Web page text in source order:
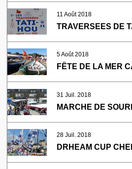
11 Août 2018
TRAVERSEES DE
5 Août 2018
FÊTE DE LA MER
31 Juil. 2018
MARCHE DE
28 Juil. 2018
DRHEAM CUP